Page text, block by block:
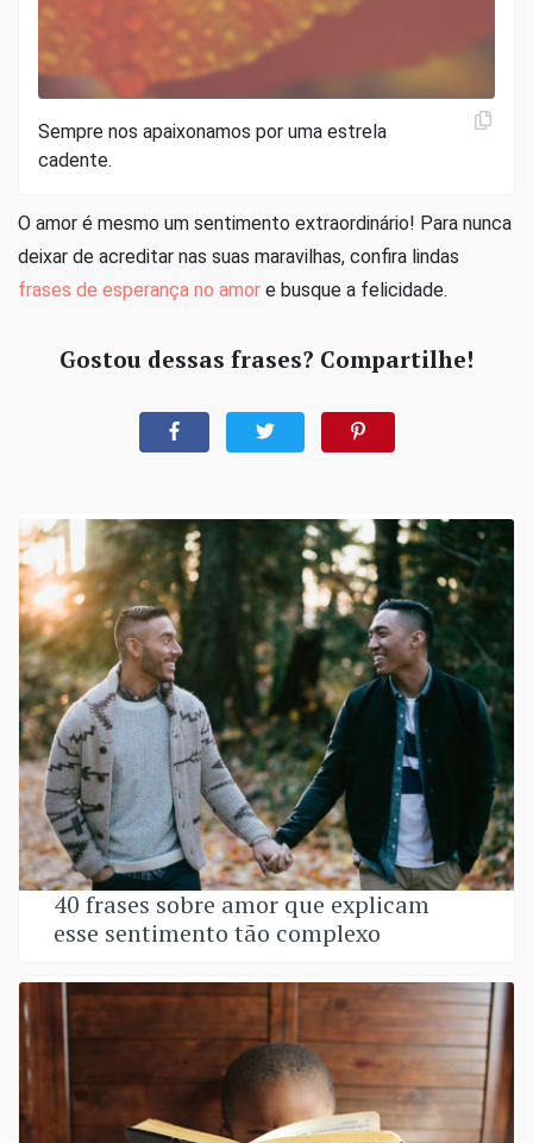
Sempre nos apaixonamos por uma estrela
cadente.
O amor é mesmo um sentimento extraordinário! Para nunca
deixar de acreditar nas suas maravilhas, confira lindas
frases de esperança no amor e busque a felicidade.
Gostou dessas frases? Compartilhe!
40 frases sobre amor que explicam
esse sentimento tão complexo